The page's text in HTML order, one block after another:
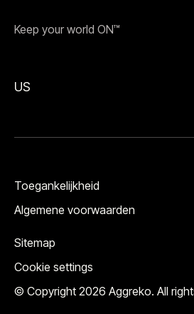
Keep your world ON™
US
© Copyright 2026 Aggreko. All
Toegankelijkheid
Algemene voorwaarden
Sitemap
Cookie settings